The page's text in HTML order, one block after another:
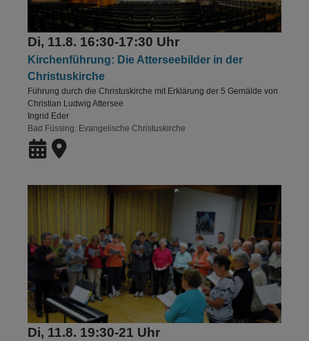
Di, 11.8. 16:30-17:30 Uhr
Kirchenführung: Die Atterseebilder in der
Christuskirche
Führung durch die Christuskirche mit Erklärung der 5 Gemälde von
Christian Ludwig Attersee
Ingrid Eder
Bad Füssing
Evangelische Christuskirche
Di, 11.8. 19:30-21 Uhr